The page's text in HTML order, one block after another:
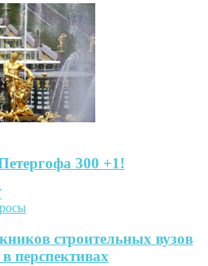
300 +1!
строительных вузов
перспективах